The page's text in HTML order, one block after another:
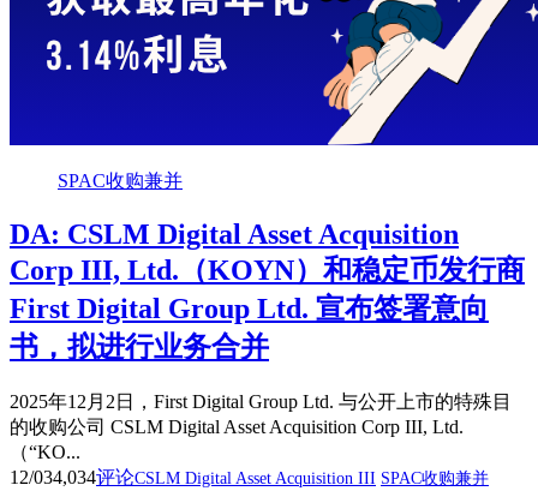
SPAC收购兼并
DA: CSLM Digital Asset Acquisition
Corp III, Ltd.（KOYN）和稳定币发行商
First Digital Group Ltd. 宣布签署意向
书，拟进行业务合并
2025年12月2日，First Digital Group Ltd. 与公开上市的特殊目
的收购公司 CSLM Digital Asset Acquisition Corp III, Ltd.
（“KO...
12/034,034评论CSLM Digital Asset Acquisition III SPAC收购兼并